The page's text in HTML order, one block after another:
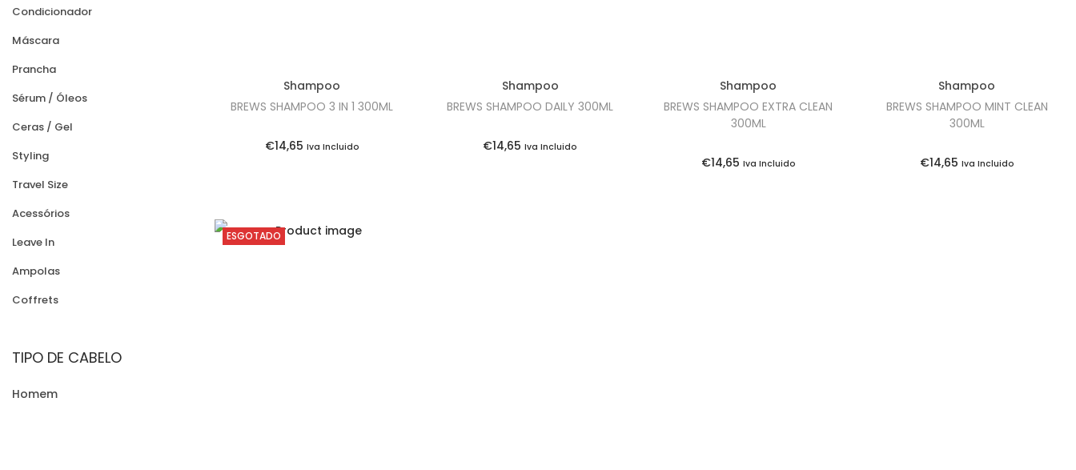
Shampoo
BREWS SHAMPOO 3 IN 1 300ML
€14,65 Iva Incluido
Shampoo
BREWS SHAMPOO DAILY 300ML
€14,65 Iva Incluido
Shampoo
BREWS SHAMPOO EXTRA CLEAN
300ML
€14,65 Iva Incluido
Shampoo
BREWS SHAMPOO MINT CLEAN
300ML
€14,65 Iva Incluido
ESGOTADO
o
o
Condicionador
Máscara
Prancha
Sérum / Óleos
Ceras / Gel
Styling
Travel Size
Acessórios
Leave In
Ampolas
Coffrets
TIPO DE CABELO
Homem